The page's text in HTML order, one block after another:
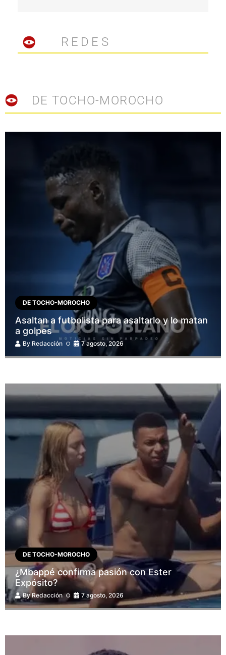
REDES
DE TOCHO-MOROCHO
DE TOCHO-MOROCHO
Asaltan a futbolista para asaltarlo y lo matan
a golpes
By Redacción 7 agosto, 2026
DE TOCHO-MOROCHO
¿Mbappé confirma pasión con Ester
Expósito?
ByRedacción 7 agosto, 2026